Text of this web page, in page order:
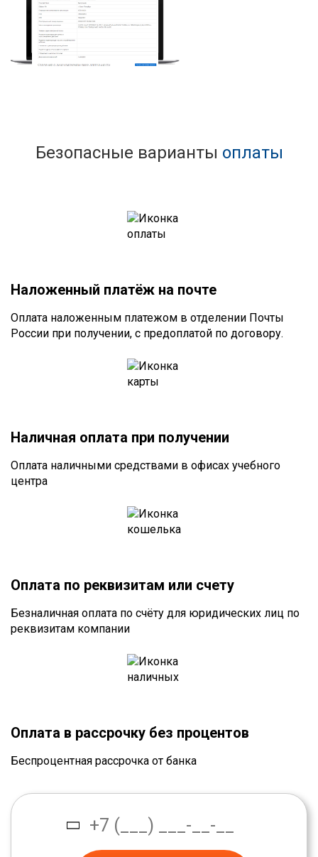
Безопасные варианты оплаты
Наложенный платёж на почте
Оплата наложенным платежом в отделении Почты
России при получении, с предоплатой по договору.
Наличная оплата при получении
Оплата наличными средствами в офисах учебного
центра
Оплата по реквизитам или счету
Безналичная оплата по счёту для юридических лиц по
реквизитам компании
Оплата в рассрочку без процентов
Беспроцентная рассрочка от банка